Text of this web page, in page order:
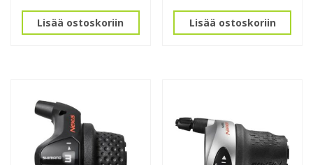
Lisää ostoskoriin Lisää ostoskoriin